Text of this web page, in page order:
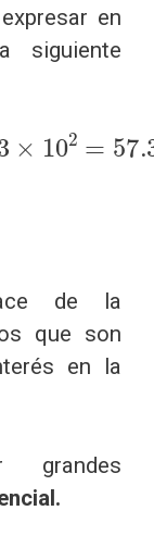
en
siguiente
= 57.3 ×10
de la
que son
en la
grandes